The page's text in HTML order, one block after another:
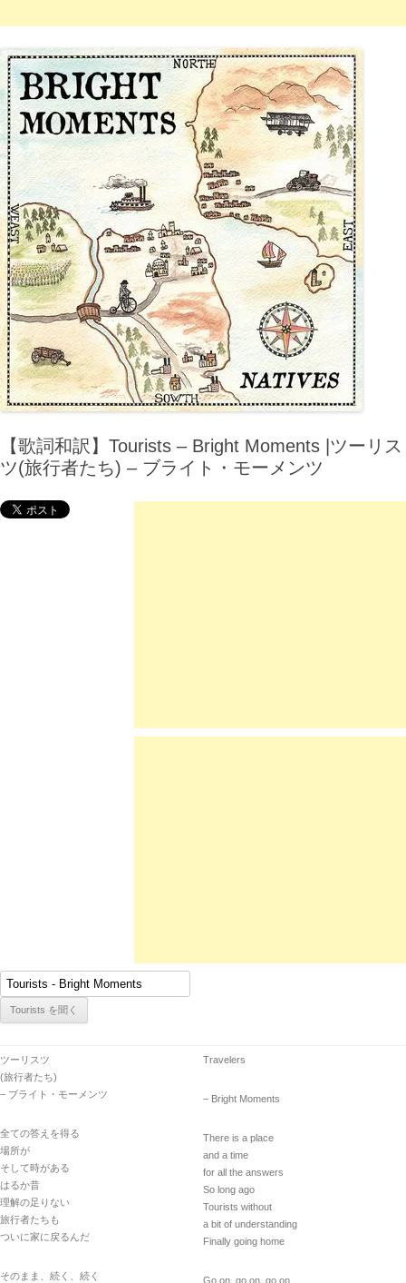
【歌詞和訳】Tourists – Bright Moments |ツーリス
ツ(旅行者たち) – ブライト・モーメンツ
ツーリスツ
(旅行者たち)
– ブライト・モーメンツ
全ての答えを得る
場所が
そして時がある
はるか昔
理解の足りない
旅行者たちも
ついに家に戻るんだ
そのまま、続く、続く
Travelers
– Bright Moments
There is a place
and a time
for all the answers
So long ago
Tourists without
a bit of understanding
Finally going home
Go on, go on, go on